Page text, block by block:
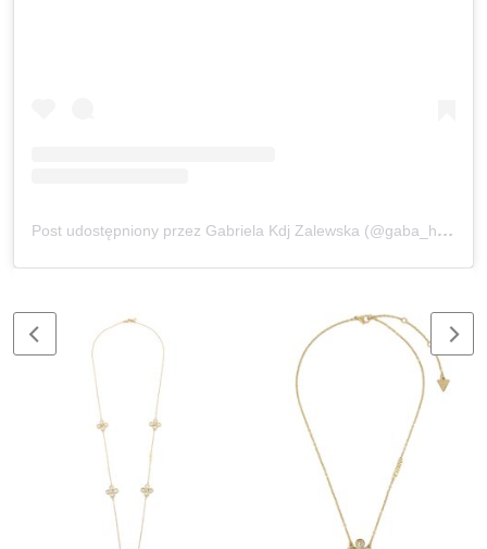
Post udostępniony przez Gabriela Kdj Zalewska (@gaba_hair)